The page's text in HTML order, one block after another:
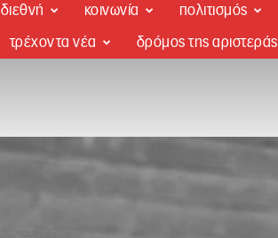
διεθνή κοινωνία πολιτισμός
τρέχοντα νέα δρόμος της αριστεράς